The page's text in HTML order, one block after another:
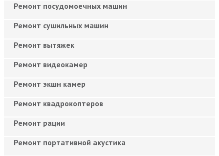
Ремонт посудомоечных машин
Ремонт сушильных машин
Ремонт вытяжек
Ремонт видеокамер
Ремонт экшн камер
Ремонт квадрокоптеров
Ремонт рации
Ремонт портативной акустика